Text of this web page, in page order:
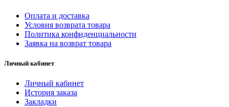
Оплата и доставка
Условия возврата товара
Политика конфиденциальности
Заявка на возврат товара
Личный кабинет
Личный кабинет
История заказа
Закладки